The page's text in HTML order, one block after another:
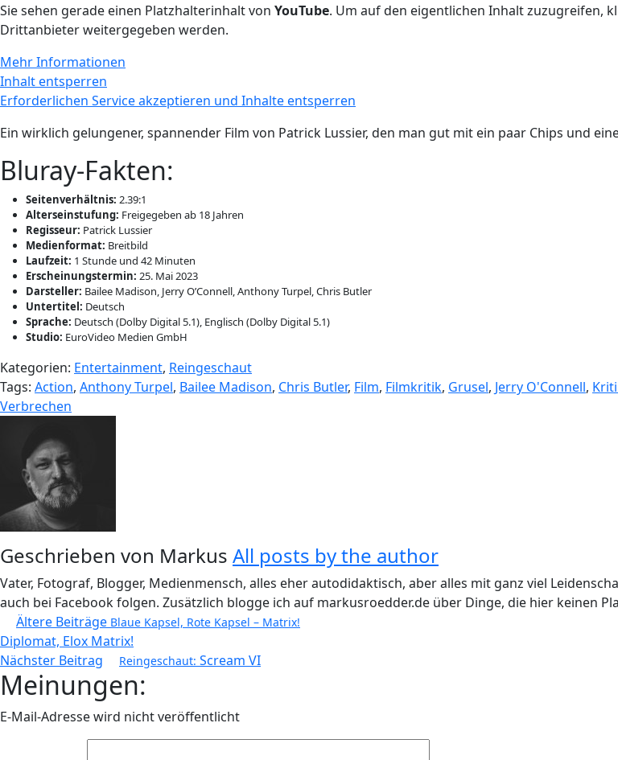
Sie sehen gerade einen Platzhalterinhalt von YouTube. Um auf den eigentlichen Inhalt zuzugreifen,
Drittanbieter weitergegeben werden.
Mehr Informationen
Inhalt entsperren
Erforderlichen Service akzeptieren und Inhalte entsperren
Ein wirklich gelungener, spannender Film von Patrick Lussier, den man gut mit ein paar Chips und
Bluray-Fakten:
Seitenverhältnis:‎ 2.39:1
Alterseinstufung:‎ Freigegeben ab 18 Jahren
Regisseur:‎ Patrick Lussier
Medienformat:‎ Breitbild
Laufzeit: ‎ 1 Stunde und 42 Minuten
Erscheinungstermin:‎ 25. Mai 2023
Darsteller:‎ Bailee Madison, Jerry O’Connell, Anthony Turpel, Chris Butler
Untertitel: ‎ Deutsch
Sprache:‎ Deutsch (Dolby Digital 5.1), Englisch (Dolby Digital 5.1)
Studio: EuroVideo Medien GmbH
Kategorien: Entertainment, Reingeschaut
Tags: Action, Anthony Turpel, Bailee Madison, Chris Butler, Film, Filmkritik, Grusel, Jerry O'Connell,
Verbrechen
Geschrieben von Markus All posts by the author
Vater, Fotograf, Blogger, Medienmensch, alles eher autodidaktisch, aber alles mit ganz viel
auch bei Facebook folgen. Zusätzlich blogge ich auf markusroedder.de über Dinge, die hier keinen
Beitragsnavigation
Ältere Beiträge Blaue Kapsel, Rote Kapsel – Matrix!
Diplomat, Elox Matrix!
Nächster Beitrag
Reingeschaut: Scream VI
Meinungen:
E-Mail-Adresse wird nicht veröffentlicht